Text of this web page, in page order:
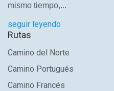
mismo tiempo,...
seguir leyendo
Rutas
Camino del Norte
Camino Portugués
Camino Francés